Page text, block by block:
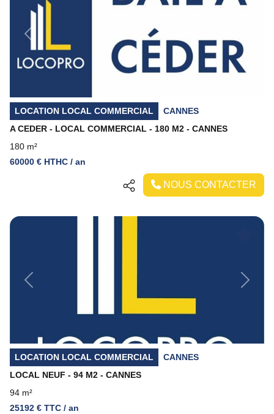
Previous
LOCATION LOCAL COMMERCIAL
CANNES
A CEDER - LOCAL COMMERCIAL - 180 M2 - CANNES
180 m²
60000 € HTHC / an
NOUS CONTACTER
Previous Next
LOCATION LOCAL COMMERCIAL
CANNES
LOCAL NEUF - 94 M2 - CANNES
94 m²
25192 € TTC / an